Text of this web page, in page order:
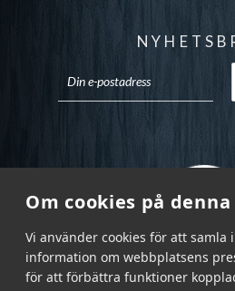
Om cookies på
Vi använder cookies för att samla
information om webbplatsens
för att förbättra funktioner